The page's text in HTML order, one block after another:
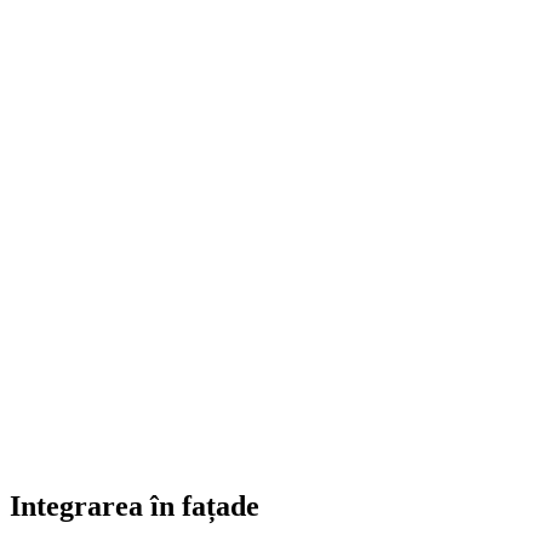
Integrarea în fațade